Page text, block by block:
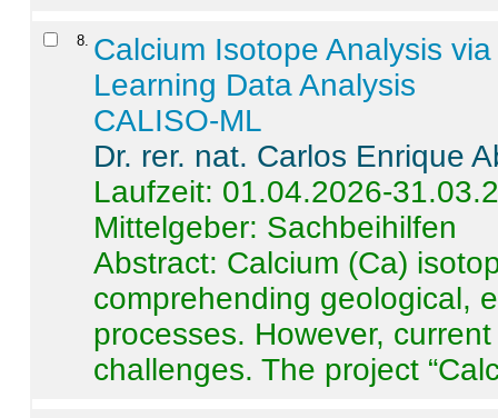
8 Calcium Isotope Analysis
Learning Data Analysis
CALISO-ML
Dr. rer. nat. Carlos Enrique
Laufzeit: 01.04.2026-
Mittelgeber: Sachbeihilfen
Abstract: Calcium (Ca)
comprehending geological,
processes. However,
challenges. The project